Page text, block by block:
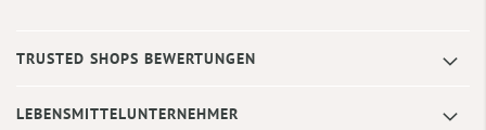
TRUSTED SHOPS BEWERTUNGEN
LEBENSMITTELUNTERNEHMER